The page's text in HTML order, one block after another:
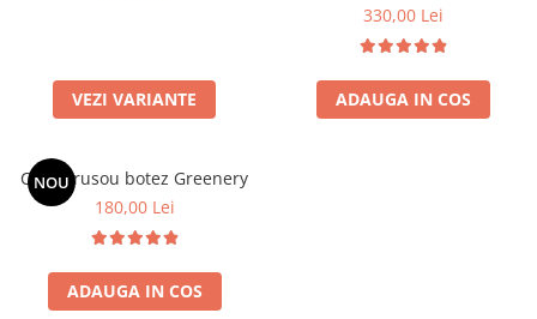
VEZI VARIANTE
330,00 Lei
ADAUGA IN COS
NOU
Cutie trusou botez Greenery
180,00 Lei
ADAUGA IN COS